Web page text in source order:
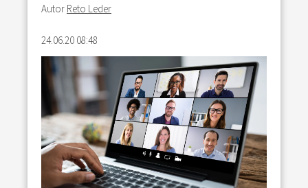
Autor Reto Leder
24.06.20 08:48